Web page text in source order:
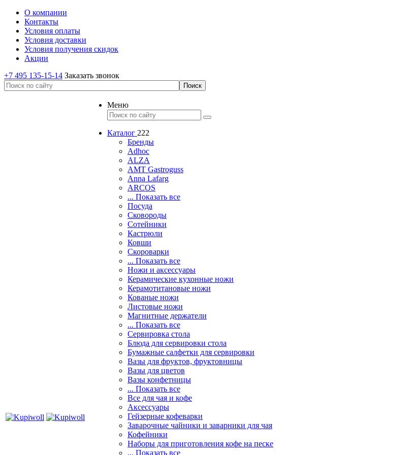
О компании
Контакты
Условия оплаты
Условия доставки
Условия получения скидок
Акции
+7 495 135-15-14 Заказать звонок
Меню
Каталог 222
Бренды
Adhoc
ALZA
AMT Gastroguss
Anna Lafarg
ARCOS
... Показать все
Посуда
Сковороды
Сотейники
Кастрюли
Ковши
Скороварки
... Показать все
Ножи и аксессуары
Керамические кухонные ножи
Керамотитановые ножи
Кованые ножи
Листовые ножи
Магнитные держатели
... Показать все
Сервировка стола
Блюда для сервировки стола
Бумажные салфетки для сервировки
Вазы для фруктов, фруктовницы
Вазы для цветов
Вазы конфетницы
... Показать все
Все для чая и кофе
Аксессуары
Гейзерные кофеварки
Заварочные чайники и заварники для чая
Кофейники
Наборы для приготовления кофе на песке
... Показать все